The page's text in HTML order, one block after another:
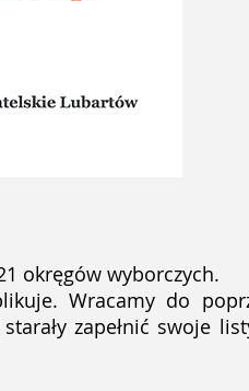
okręgów wyborczych.
Wracamy do
zapełnić swoje